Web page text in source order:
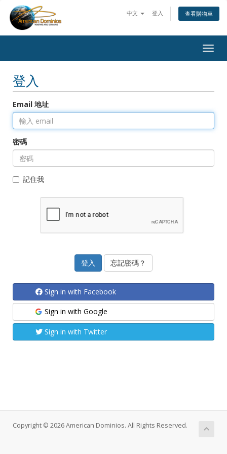
中文 登入 查看購物車
登入
Email 地址
密碼
記住我
忘記密碼？
Sign in with Facebook
Sign in with Google
Sign in with Twitter
Copyright © 2026 American Dominios. All Rights Reserved.